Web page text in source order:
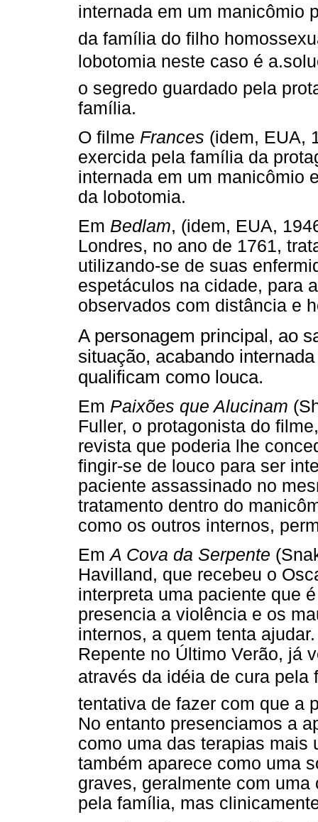
internada em um manicômio
da família do filho
lobotomia neste caso é
o segredo guardado pela
família.
O filme Frances (idem, EUA,
exercida pela família da
internada em um manicômio
da lobotomia.
Em Bedlam, (idem, EUA,
Londres, no ano de 1761,
utilizando-se de suas
espetáculos na cidade, para
observados com distância e
A personagem principal, ao
situação, acabando
qualificam como louca.
Em Paixões que Alucinam
Fuller, o protagonista do
revista que poderia lhe
fingir-se de louco para ser
paciente assassinado no
tratamento dentro do
como os outros internos,
EmA Cova da Serpente
Havilland, que recebeu o
interpreta uma paciente que
presencia a violência e os
internos, a quem tenta
Repente no Último Verão, já
através da idéia de cura
tentativa de fazer com que a
No entanto presenciamos a
como uma das terapias mais
também aparece como uma
graves, geralmente com
pela família, mas